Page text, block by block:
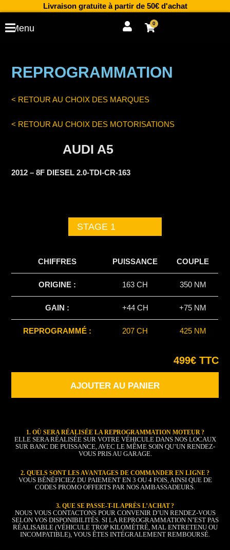
contenu
Livraison gratuite à partir de 50€ d'achat
0
Cart
Menu
REPROGRAMMATION
< RETOUR AU CHOIX DES MARQUES
< RETOUR AU CHOIX DES MOTORISATIONS
AUDI A5
2012 – 8F DIESEL 2.0-TDI-CR-163
STAGE 1
CHIFFRES PUISSANCE COUPLE
ORIGINE : 163 CH 350 NM
GAIN : +44 CH +75 NM
REPROGRAMMÉ : 207 CH 425 NM
499€ TTC
AJOUTER AU PANIER
1. OÙ SERA RÉALISÉE LA REPROGRAMMATION MOTEUR ?
ELLE SERA RÉALISÉE SUR VOTRE VÉHICULE DANS NOS LOCAUX
SUR BANC DE PUISSANCE, AVEC LE MÊME SOIN QU’UN RENDEZ-
VOUS PRIS AU GARAGE.
2. QUELS SONT LES AVANTAGES DE COMMANDER EN LIGNE ?
VOUS BÉNÉFICIEZ DU PAIEMENT EN 3 OU 4 FOIS, AINSI QUE DE
CODES PROMO OFFERTS PAR NOS AMBASSADEURS.
3. QUE SE PASSE-T-IL APRÈS L’ACHAT ?
NOUS VOUS CONTACTONS POUR CONVENIR D’UN RENDEZ-VOUS
SELON VOS DISPONIBILITÉS. SI LA REPROGRAMMATION N’EST PAS
RÉALISABLE (VÉHICULE TROP KILOMÉTRÉ, MAL ENTRETENU OU
INCOMPATIBLE), VOUS ÊTES INTÉGRALEMENT REMBOURSÉ.